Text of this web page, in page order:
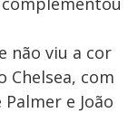
não viu a cor
Chelsea, com
e João